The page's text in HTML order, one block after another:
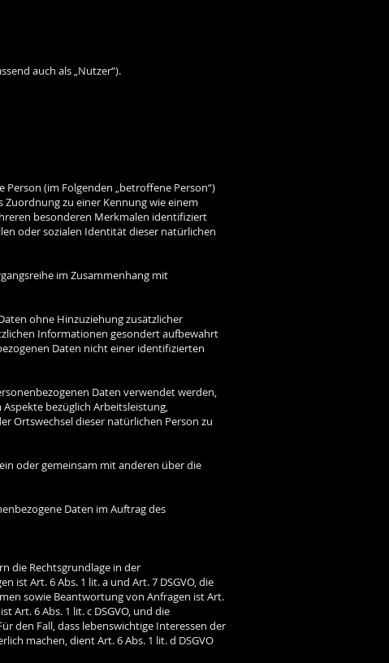
auch als „Nutzer“).
(im Folgenden „betroffene Person“)
zu einer Kennung wie einem
besonderen Merkmalen identifiziert
oder sozialen Identität dieser natürlichen
im Zusammenhang mit
ohne Hinzuziehung zusätzlicher
Informationen gesondert aufbewahrt
Daten nicht einer identifizierten
Daten verwendet werden,
bezüglich Arbeitsleistung,
Ortswechsel dieser natürlichen Person zu
oder gemeinsam mit anderen über die
Daten im Auftrag des
die Rechtsgrundlage in der
ist Art. 6 Abs. 1 lit. a und Art. 7 DSGVO, die
sowie Beantwortung von Anfragen ist Art.
Art. 6 Abs. 1 lit. c DSGVO, und die
den Fall, dass lebenswichtige Interessen der
machen, dient Art. 6 Abs. 1 lit. d DSGVO